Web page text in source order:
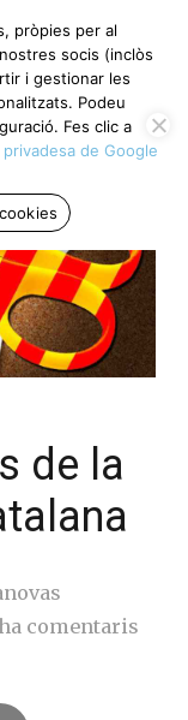
de la
comentaris
pròpies per al
socis (inclòs
i gestionar les
Podeu
Fes clic a
de Google